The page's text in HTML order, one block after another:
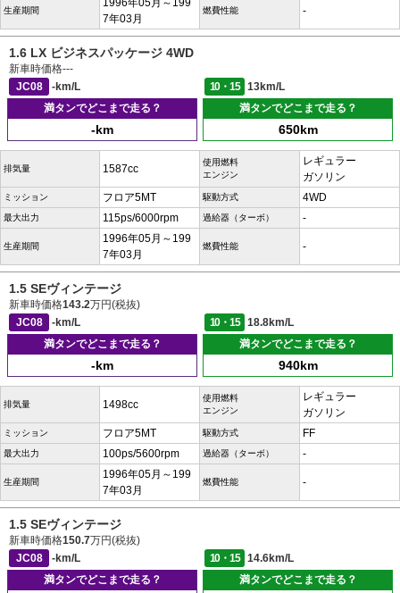
生産期間
1996年05月～199
7年03月
燃費性能 -
1.6 LX ビジネスパッケージ 4WD
新車時価格---
JC08
-km/L 10・15
13km/L
満タンでどこまで走る？
-km
満タンでどこまで走る？
650km
排気量 1587cc
使用燃料
エンジン
レギュラー
ガソリン
ミッション フロア5MT 駆動方式 4WD
最大出力 115ps/6000rpm 過給器（ターボ） -
生産期間
1996年05月～199
7年03月
燃費性能 -
1.5 SEヴィンテージ
新車時価格143.2万円(税抜)
JC08
-km/L 10・15
18.8km/L
満タンでどこまで走る？
-km
満タンでどこまで走る？
940km
排気量 1498cc
使用燃料
エンジン
レギュラー
ガソリン
ミッション フロア5MT 駆動方式 FF
最大出力 100ps/5600rpm 過給器（ターボ） -
生産期間
1996年05月～199
7年03月
燃費性能 -
1.5 SEヴィンテージ
新車時価格150.7万円(税抜)
JC08
-km/L 10・15
14.6km/L
満タンでどこまで走る？
満タンでどこまで走る？